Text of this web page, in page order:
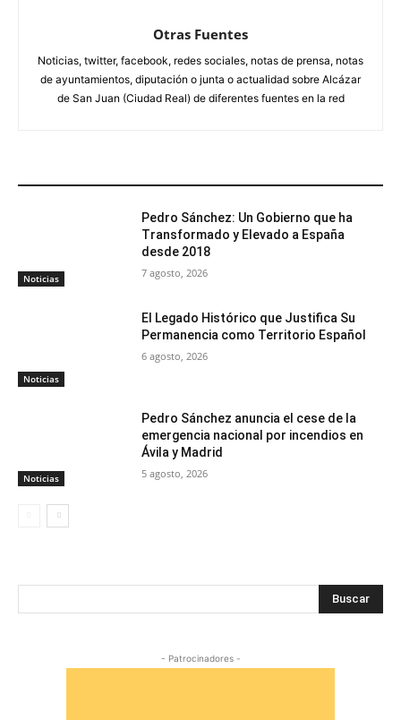
Otras Fuentes
Noticias, twitter, facebook, redes sociales, notas de prensa, notas
de ayuntamientos, diputación o junta o actualidad sobre Alcázar
de San Juan (Ciudad Real) de diferentes fuentes en la red
Noticias
Pedro Sánchez: Un Gobierno que ha
Transformado y Elevado a España
desde 2018
7 agosto, 2026
Noticias
El Legado Histórico que Justifica Su
Permanencia como Territorio Español
6 agosto, 2026
Noticias
Pedro Sánchez anuncia el cese de la
emergencia nacional por incendios en
Ávila y Madrid
5 agosto, 2026
Buscar
- Patrocinadores -